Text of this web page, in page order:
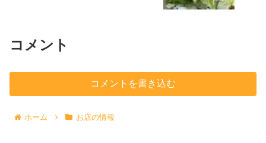
コメント
コメントを書き込む
ホーム お店の情報